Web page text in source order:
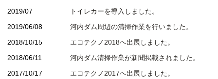
2019/07
トイレカーを導入しました。
2019/06/08
河内ダム周辺の清掃作業を行いました。
2018/10/15
エコテクノ2018へ出展しました。
2018/06/11
河内ダム清掃作業が新聞掲載されました。
2017/10/17
エコテクノ2017へ出展しました。